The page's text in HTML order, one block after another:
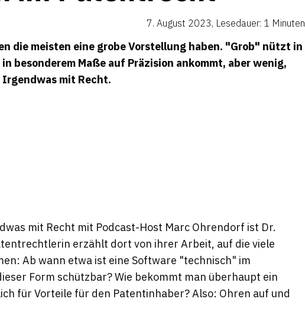
7. August 2023, Lesedauer: 1 Minuten
die meisten eine grobe Vorstellung haben. "Grob" nützt in
besonderem Maße auf Präzision ankommt, aber wenig,
Irgendwas mit Recht.
mit Recht mit Podcast-Host Marc Ohrendorf ist Dr.
erzählt dort von ihrer Arbeit, auf die viele
Ab wann etwa ist eine Software "technisch" im
Form schützbar? Wie bekommt man überhaupt ein
für Vorteile für den Patentinhaber? Also: Ohren auf und